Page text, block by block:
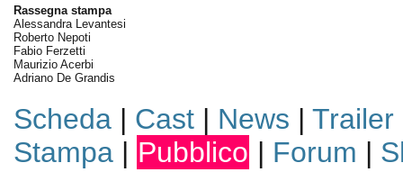
Rassegna stampa
Alessandra Levantesi
Roberto Nepoti
Fabio Ferzetti
Maurizio Acerbi
Adriano De Grandis
Scheda| Cast| News | Trailer
Stampa| Pubblico | Forum |